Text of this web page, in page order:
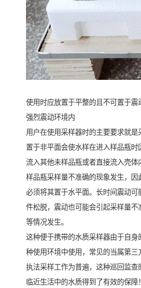
使用时应放置于平整的且不可置于震
强烈震动环境内
用户在使用采样器时的主要要求就是
置于非平面会使水样在进入样品瓶时
流入其他未样品瓶或者直接流入壳体
样品瓶采样量不准确的现象发生，因
必须将其置于水平面。长时间震动可
件松脱，震动也可能会引起采样量不
等情况发生。
这种便于携带的水质采样器由于自身
种使用环境中使用，常见的当属第三
执法采样工作为普遍，这种巡回监查
临近生活中的水质得到了有效的保障！